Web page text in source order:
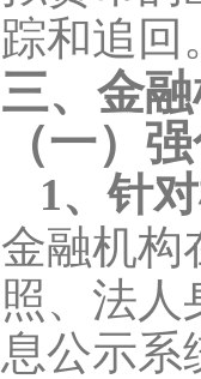
踪和追回
三、金
（一）
1、针
金融机构
照、法人
息公示系